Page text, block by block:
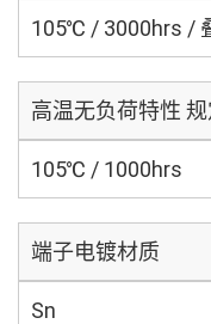
105℃ / 3000hrs /
高温无负荷特性
105℃ / 1000hrs
端子电镀材质
Sn